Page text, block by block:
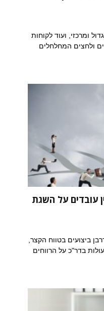
ומרכזי, ועוד לקוחות
ולחצים המחלחלים
עובדים על השגת
ביצועים בטווח הקצר,
בדר"כ על הרווחים